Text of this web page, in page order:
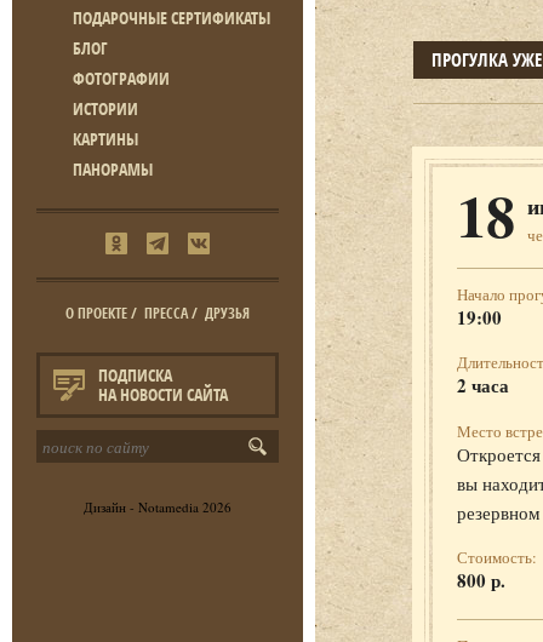
ПОДАРОЧНЫЕ СЕРТИФИКАТЫ
БЛОГ
ФОТОГРАФИИ
ИСТОРИИ
КАРТИНЫ
ПАНОРАМЫ
О ПРОЕКТЕ/ ПРЕССА/ ДРУЗЬЯ
ПОДПИСКА
НА НОВОСТИ САЙТА
Дизайн - Notamedia 2026
ПРОГУЛКА
18
Начало
19:00
2 часа
Место
вы
Стоимость:
800 р.